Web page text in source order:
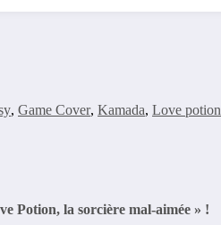
, Game Cover, Kamada, Love potion
Potion, la sorcière mal-aimée » !